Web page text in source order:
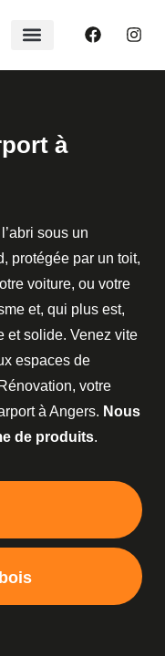
à
sous un
protégée par un toit,
voiture, ou votre
et, qui plus est,
et solide. Venez vite
espaces de
votre
à Angers. Nous
de produits.